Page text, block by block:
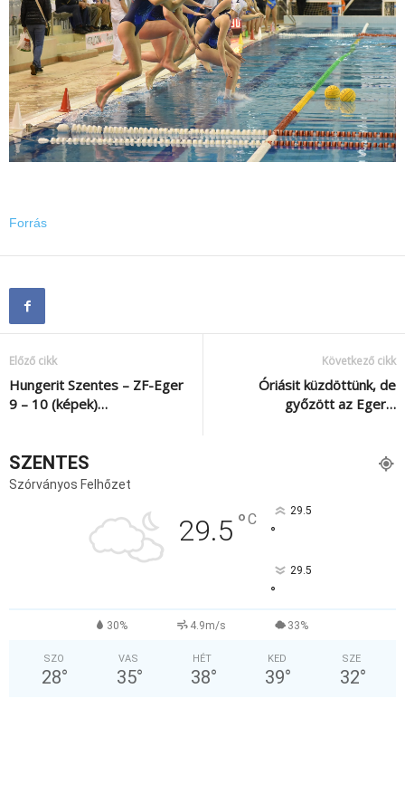
Forrás
Előző cikk
Hungerit Szentes – ZF-Eger
9 – 10 (képek)…
Következő cikk
Óriásit küzdöttünk, de
győzött az Eger…
SZENTES
Szórványos Felhőzet
29.5 °C 29.5
°
29.5
°
30% 4.9m/s 33%
SZO
28°
VAS
35°
HÉT
38°
KED
39°
SZE
32°